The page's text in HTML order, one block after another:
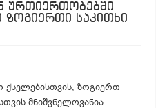
ურთიერთობებში
ზოგიერთი საკითხი
ქსელებისთვის, ზოგიერთ
მნიშვნელოვანია